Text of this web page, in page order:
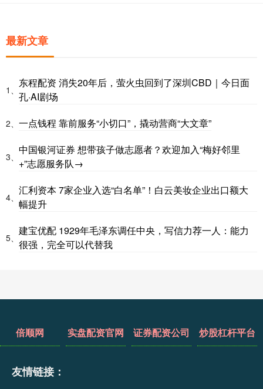
最新文章
1、
东程配资 消失20年后，萤火虫回到了深圳CBD｜今日面
孔·AI剧场
2、 一点钱程 靠前服务“小切口”，撬动营商“大文章”
3、
中国银河证券 想带孩子做志愿者？欢迎加入“梅好邻里
+”志愿服务队→
4、
汇利资本 7家企业入选“白名单”！白云美妆企业出口额大
幅提升
5、
建宝优配 1929年毛泽东调任中央，写信力荐一人：能力
很强，完全可以代替我
倍顺网 实盘配资官网 证券配资公司 炒股杠杆平台
友情链接：